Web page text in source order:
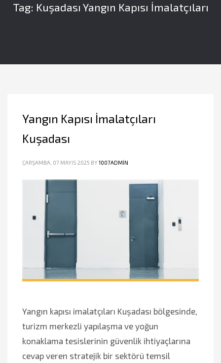
Tag: Kuşadası Yangın Kapısı İmalatçıları
Yangın Kapısı İmalatçıları
Kuşadası
ÇARŞAMBA, 07 MAYIS 2025 BY1007ADMIN
Yangın kapısı imalatçıları Kuşadası bölgesinde,
turizm merkezli yapılaşma ve yoğun
konaklama tesislerinin güvenlik ihtiyaçlarına
cevap veren stratejik bir sektörü temsil